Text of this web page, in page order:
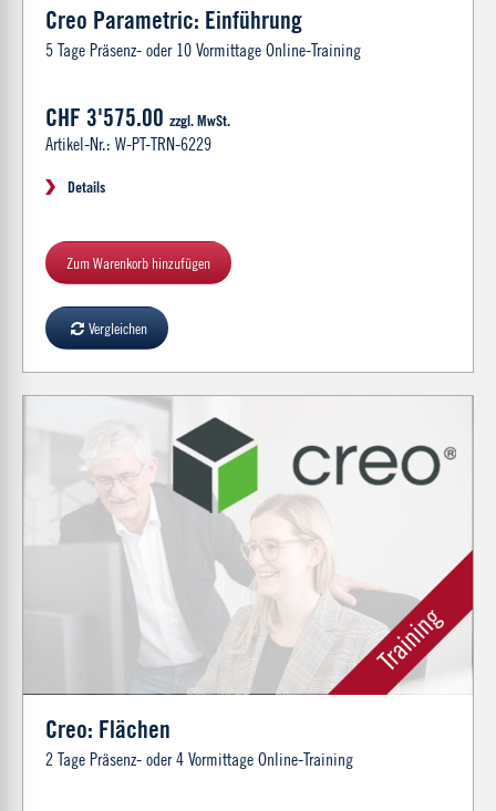
Creo Parametric: Einführung
5 Tage Präsenz- oder 10 Vormittage Online-Training
CHF 3'575.00 zzgl. MwSt.
Artikel-Nr.: W-PT-TRN-6229
Details
Zum Warenkorb hinzufügen
Vergleichen
Creo: Flächen
2 Tage Präsenz- oder 4 Vormittage Online-Training